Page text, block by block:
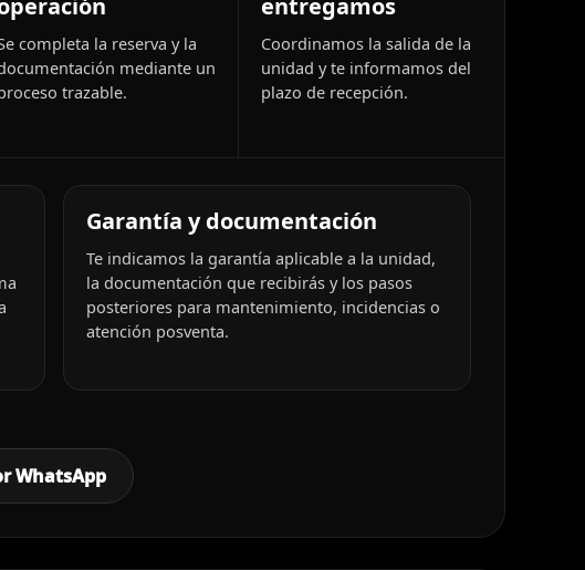
completa la reserva y la
mediante un
trazable.
entregamos
Coordinamos la salida de la
unidad y te informamos del
plazo de recepción.
Garantía y documentación
Te indicamos la garantía aplicable a la unidad,
la documentación que recibirás y los pasos
posteriores para mantenimiento, incidencias o
atención posventa.
WhatsApp